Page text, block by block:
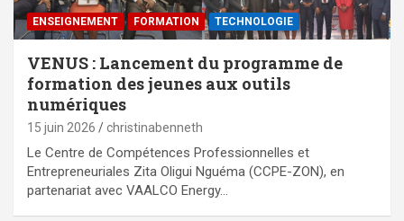
ENSEIGNEMENT FORMATION TECHNOLOGIE
VENUS : Lancement du programme de
formation des jeunes aux outils
numériques
15 juin 2026 christinabenneth
Le Centre de Compétences Professionnelles et
Entrepreneuriales Zita Oligui Nguéma (CCPE-ZON), en
partenariat avec VAALCO Energy…